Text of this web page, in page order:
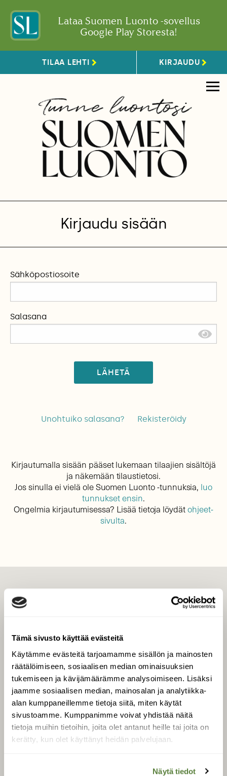
Tämä sivusto käyttää evästeitä
Käytämme evästeitä tarjoamamme sisällön ja mainosten
räätälöimiseen, sosiaalisen median ominaisuuksien
tukemiseen ja kävijämäärämme analysoimiseen. Lisäksi
jaamme sosiaalisen median, mainosalan ja analytiikka-
alan kumppaneillemme tietoja siitä, miten käytät
sivustoamme. Kumppanimme voivat yhdistää näitä
tietoja muihin tietoihin, joita olet antanut heille tai joita on
kerätty, kun olet käyttänyt heidän palvelujaan.
Näytä tiedot
Lataa Suomen Luonto -sovellus
Google Play Storesta!
TILAA LEHTI KIRJAUDU
Kirjaudu sisään
Sähköpostiosoite
Salasana
LÄHETÄ
Unohtuiko salasana? Rekisteröidy
Kirjautumalla sisään pääset lukemaan tilaajien sisältöjä
ja näkemään tilaustietosi.
Jos sinulla ei vielä ole Suomen Luonto -tunnuksia, luo
tunnukset ensin.
Ongelmia kirjautumisessa? Lisää tietoja löydätohjeet-
sivulta.
Tilaa digilukuoikeus
Äänestä parasta juttua
Tilaa uutiskirje
SUOMEN LUONNON­
SUOJELU­LIITTO
Suomen Luonto -lehden
luonnonsuojelu­liitto.